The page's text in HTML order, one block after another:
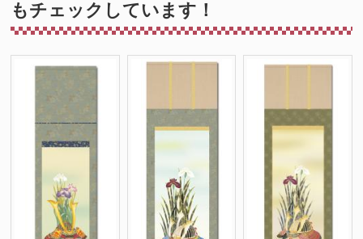
もチェックしています！